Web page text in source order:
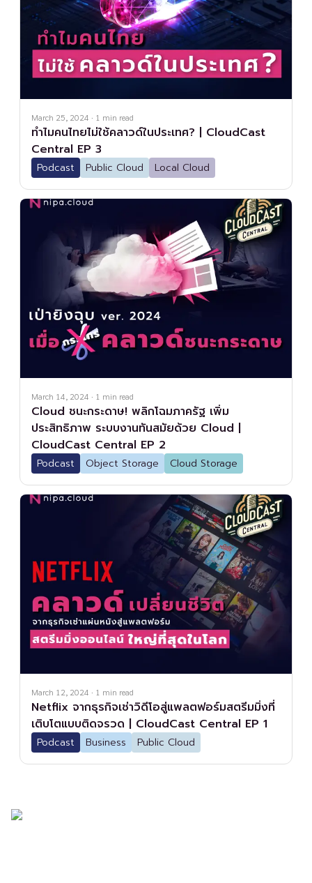
March 25, 2024 · 1 min read
ทำไมคนไทยไม่ใช้คลาวด์ในประเทศ? | CloudCast
Central EP 3
Podcast Public Cloud Local Cloud
March 14, 2024 · 1 min read
Cloud ชนะกระดาษ! พลิกโฉมภาครัฐ เพิ่ม
ประสิทธิภาพ ระบบงานทันสมัยด้วย Cloud |
CloudCast Central EP 2
Podcast Object Storage Cloud Storage
March 12, 2024 · 1 min read
Netflix จากธุรกิจเช่าวิดีโอสู่แพลตฟอร์มสตรีมมิ่งที่
เติบโตแบบติดจรวด | CloudCast Central EP 1
Podcast Business Public Cloud